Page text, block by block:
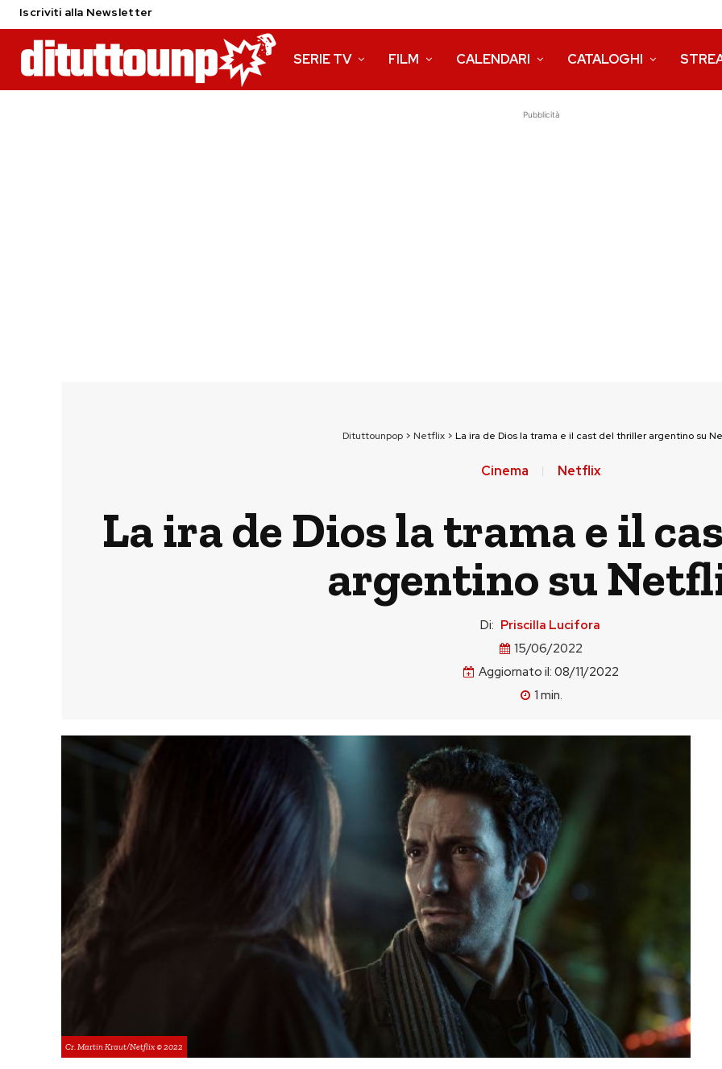
Iscriviti alla Newsletter
SERIE TV FILM CALENDARI CATALOGHI
Pubblicità
Dituttounpop> Netflix> La ira de Dios la trama e il cast del thriller argentino su
Cinema Netflix
La ira de Dios la trama e il
argentino su
Di: Priscilla Lucifora
15/06/2022
Aggiornato il: 08/11/2022
1 min.
Cr. Martin Kraut/Netflix © 2022